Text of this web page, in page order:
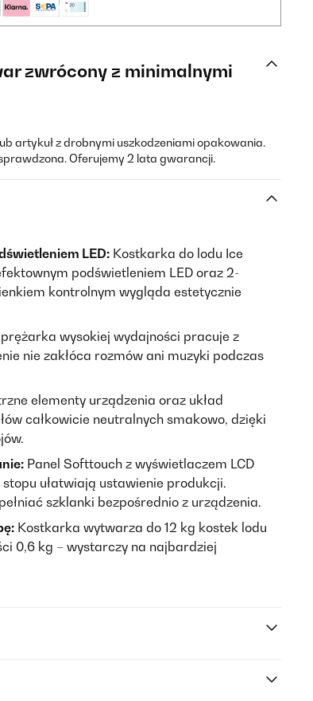
zwrócony z minimalnymi
artykuł z drobnymi uszkodzeniami opakowania.
Oferujemy 2 lata gwarancji.
LED: Kostkarka do lodu Ice
podświetleniem LED oraz 2-
kontrolnym wygląda estetycznie
wysokiej wydajności pracuje z
nie zakłóca rozmów ani muzyki podczas
elementy urządzenia oraz układ
całkowicie neutralnych smakowo, dzięki
Panel Softtouch z wyświetlaczem LCD
ułatwiają ustawienie produkcji.
szklanki bezpośrednio z urządzenia.
Kostkarka wytwarza do 12 kg kostek lodu
0,6 kg – wystarczy na najbardziej